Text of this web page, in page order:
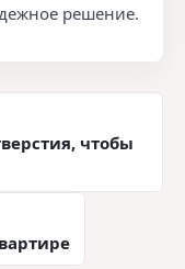
решение.
чтобы